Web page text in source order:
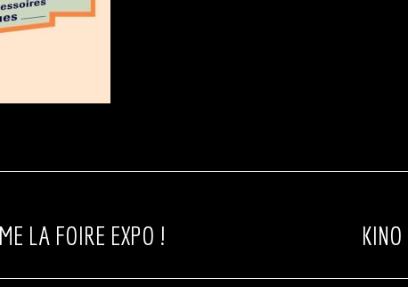
LA FOIRE EXPO !